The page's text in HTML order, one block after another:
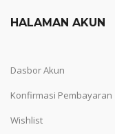
HALAMAN AKUN
Dasbor Akun
Konfirmasi Pembayaran
Wishlist